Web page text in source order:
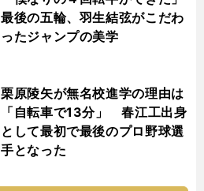
最後の五輪、羽生結弦がこだわ
ったジャンプの美学
栗原陵矢が無名校進学の理由は
「自転車で13分」 春江工出身
として最初で最後のプロ野球選
手となった